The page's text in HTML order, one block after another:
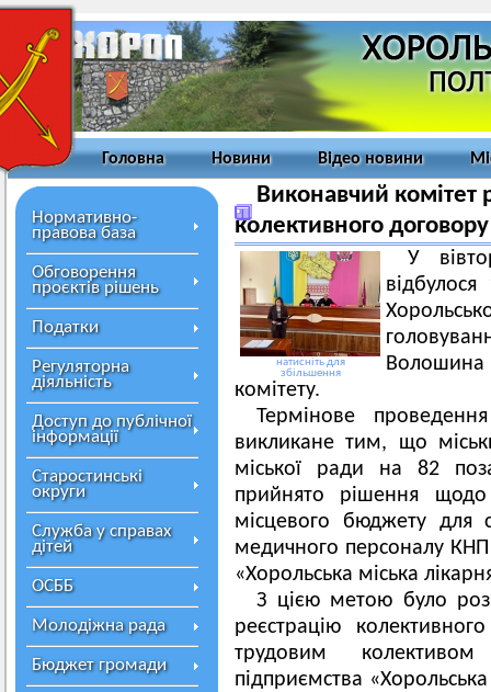
Головна Новини Відео новини
Нормативно-
правова база
Обговорення
проєктів рішень
Податки
Регуляторна
діяльність
Доступ до публічної
інформації
Старостинські
округи
Служба у справах
дітей
ОСББ
Молодіжна рада
Бюджет громади
Виконавчий комітет
колективного договору
натисніть для
збільшення
У
комітету.
Термінове
викликане тим, що
міської ради на 82
прийнято рішення щодо
місцевого бюджету для
медичного персоналу
«Хорольська міська
З цією метою було
реєстрацію
трудовим колективом
підприємства «Хорольська